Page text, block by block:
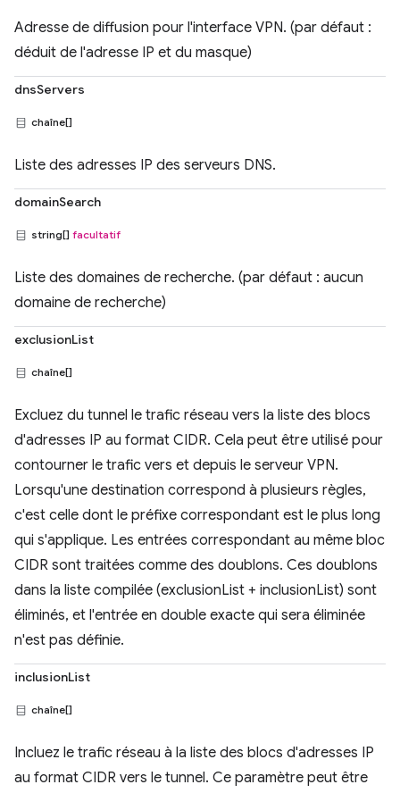
Adresse de diffusion pour l'interface VPN. (par défaut :
déduit de l'adresse IP et du masque)
dnsServers
chaîne[]
Liste des adresses IP des serveurs DNS.
domainSearch
string[] facultatif
Liste des domaines de recherche. (par défaut : aucun
domaine de recherche)
exclusionList
chaîne[]
Excluez du tunnel le trafic réseau vers la liste des blocs
d'adresses IP au format CIDR. Cela peut être utilisé pour
contourner le trafic vers et depuis le serveur VPN.
Lorsqu'une destination correspond à plusieurs règles,
c'est celle dont le préfixe correspondant est le plus long
qui s'applique. Les entrées correspondant au même bloc
CIDR sont traitées comme des doublons. Ces doublons
dans la liste compilée (exclusionList + inclusionList) sont
éliminés, et l'entrée en double exacte qui sera éliminée
n'est pas définie.
inclusionList
chaîne[]
Incluez le trafic réseau à la liste des blocs d'adresses IP
au format CIDR vers le tunnel. Ce paramètre peut être